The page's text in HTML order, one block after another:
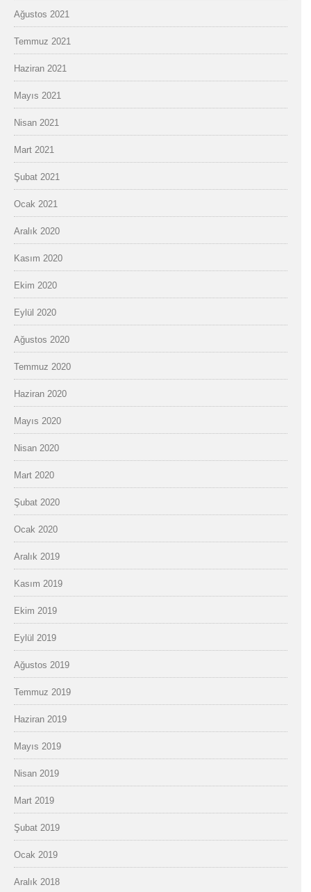
Ağustos 2021
Temmuz 2021
Haziran 2021
Mayıs 2021
Nisan 2021
Mart 2021
Şubat 2021
Ocak 2021
Aralık 2020
Kasım 2020
Ekim 2020
Eylül 2020
Ağustos 2020
Temmuz 2020
Haziran 2020
Mayıs 2020
Nisan 2020
Mart 2020
Şubat 2020
Ocak 2020
Aralık 2019
Kasım 2019
Ekim 2019
Eylül 2019
Ağustos 2019
Temmuz 2019
Haziran 2019
Mayıs 2019
Nisan 2019
Mart 2019
Şubat 2019
Ocak 2019
Aralık 2018